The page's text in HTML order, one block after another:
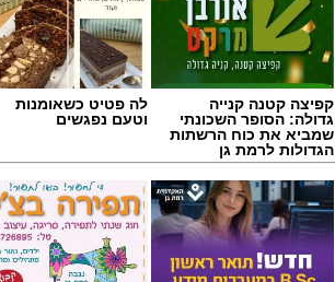
קפיצה קטנה קנייה
גדולה: הסופר השכונתי
שמביא את כוח הרשתות
הגדולות לרמת גן
לה פטיט כשאומנות
וטעם נפגשים